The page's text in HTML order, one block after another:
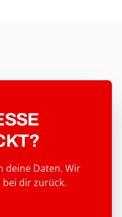
deine Daten. Wir
dir zurück.